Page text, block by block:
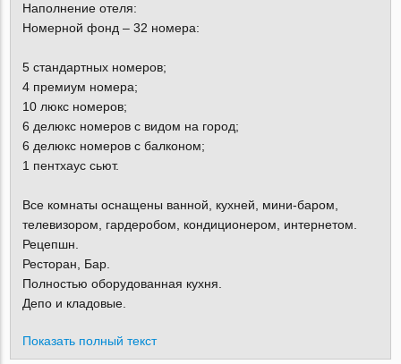
Наполнение отеля:
Номерной фонд – 32 номера:
5 стандартных номеров;
4 премиум номера;
10 люкс номеров;
6 делюкс номеров с видом на город;
6 делюкс номеров с балконом;
1 пентхаус сьют.
Все комнаты оснащены ванной, кухней, мини-баром,
телевизором, гардеробом, кондиционером, интернетом.
Рецепшн.
Ресторан, Бар.
Полностью оборудованная кухня.
Депо и кладовые.
Показать полный текст